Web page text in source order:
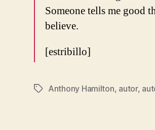
Someone tells me good
believe.
[estribillo]
Etiquetas
Anthony Hamilton, autor,